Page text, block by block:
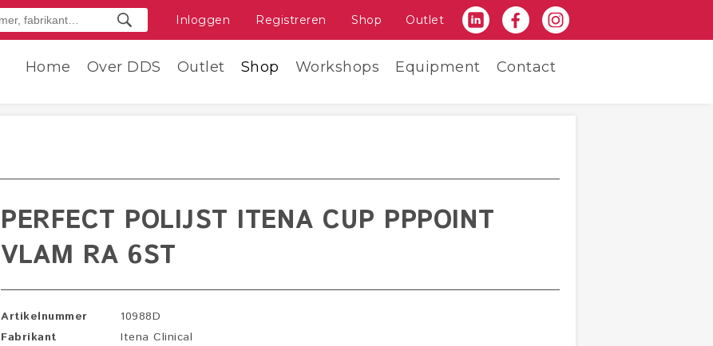
Inloggen Registreren Shop Outlet
Home Over DDS Outlet Shop Workshops Equipment Contact
PERFECT POLIJST ITENA CUP PPPOINT
VLAM RA 6ST
Artikelnummer
10988D
Fabrikant
Itena Clinical